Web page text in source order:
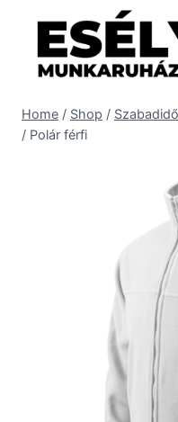
content
Home / Shop / Szabadidő
/ Polár férfi